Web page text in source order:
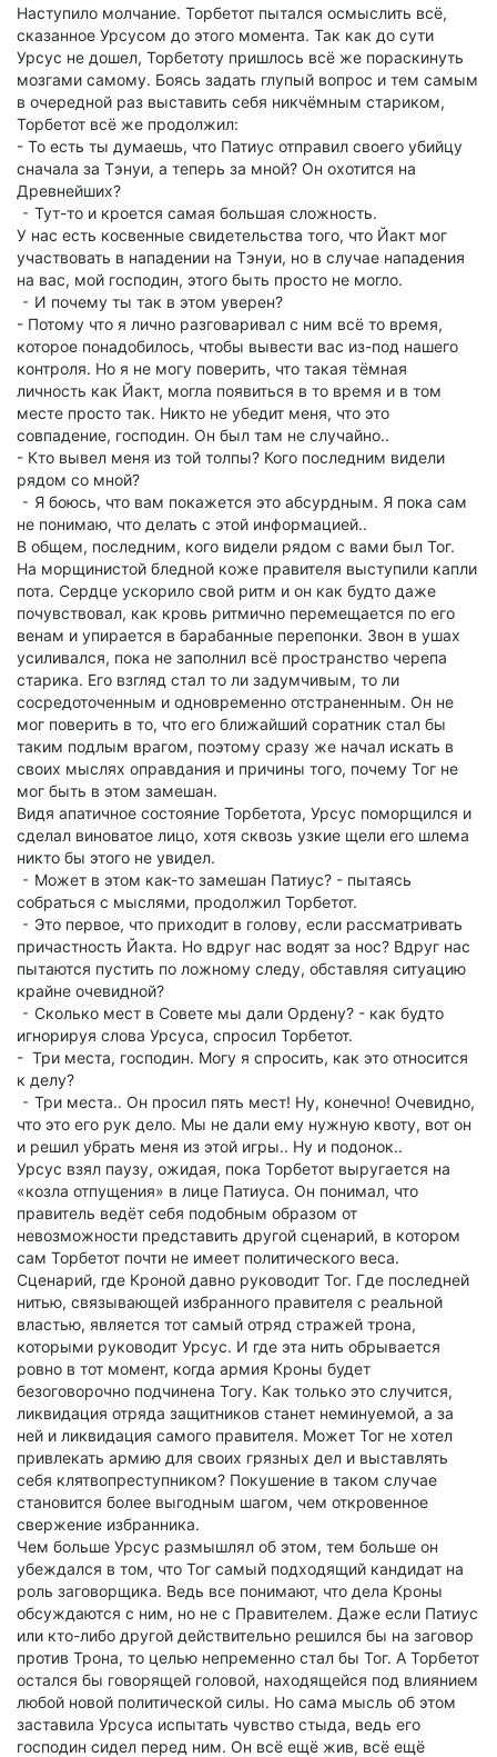
Наступило молчание. Торбетот пытался осмыслить всё,
сказанное Урсусом до этого момента. Так как до сути
Урсус не дошел, Торбетоту пришлось всё же пораскинуть
мозгами самому. Боясь задать глупый вопрос и тем самым
в очередной раз выставить себя никчёмным стариком,
Торбетот всё же продолжил:
- То есть ты думаешь, что Патиус отправил своего убийцу
сначала за Тэнуи, а теперь за мной? Он охотится на
Древнейших?
⁃ Тут-то и кроется самая большая сложность.
У нас есть косвенные свидетельства того, что Йакт мог
участвовать в нападении на Тэнуи, но в случае нападения
на вас, мой господин, этого быть просто не могло.
⁃ И почему ты так в этом уверен?
- Потому что я лично разговаривал с ним всё то время,
которое понадобилось, чтобы вывести вас из-под нашего
контроля. Но я не могу поверить, что такая тёмная
личность как Йакт, могла появиться в то время и в том
месте просто так. Никто не убедит меня, что это
совпадение, господин. Он был там не случайно..
- Кто вывел меня из той толпы? Кого последним видели
рядом со мной?
⁃ Я боюсь, что вам покажется это абсурдным. Я пока сам
не понимаю, что делать с этой информацией..
В общем, последним, кого видели рядом с вами был Тог.
На морщинистой бледной коже правителя выступили капли
пота. Сердце ускорило свой ритм и он как будто даже
почувствовал, как кровь ритмично перемещается по его
венам и упирается в барабанные перепонки. Звон в ушах
усиливался, пока не заполнил всё пространство черепа
старика. Его взгляд стал то ли задумчивым, то ли
сосредоточенным и одновременно отстраненным. Он не
мог поверить в то, что его ближайший соратник стал бы
таким подлым врагом, поэтому сразу же начал искать в
своих мыслях оправдания и причины того, почему Тог не
мог быть в этом замешан.
Видя апатичное состояние Торбетота, Урсус поморщился и
сделал виноватое лицо, хотя сквозь узкие щели его шлема
никто бы этого не увидел.
⁃ Может в этом как-то замешан Патиус? - пытаясь
собраться с мыслями, продолжил Торбетот.
⁃ Это первое, что приходит в голову, если рассматривать
причастность Йакта. Но вдруг нас водят за нос? Вдруг нас
пытаются пустить по ложному следу, обставляя ситуацию
крайне очевидной?
⁃ Сколько мест в Совете мы дали Ордену? - как будто
игнорируя слова Урсуса, спросил Торбетот.
- Три места, господин. Могу я спросить, как это относится
к делу?
⁃ Три места.. Он просил пять мест! Ну, конечно! Очевидно,
что это его рук дело. Мы не дали ему нужную квоту, вот он
и решил убрать меня из этой игры.. Ну и подонок..
Урсус взял паузу, ожидая, пока Торбетот выругается на
«козла отпущения» в лице Патиуса. Он понимал, что
правитель ведёт себя подобным образом от
невозможности представить другой сценарий, в котором
сам Торбетот почти не имеет политического веса.
Сценарий, где Кроной давно руководит Тог. Где последней
нитью, связывающей избранного правителя с реальной
властью, является тот самый отряд стражей трона,
которыми руководит Урсус. И где эта нить обрывается
ровно в тот момент, когда армия Кроны будет
безоговорочно подчинена Тогу. Как только это случится,
ликвидация отряда защитников станет неминуемой, а за
ней и ликвидация самого правителя. Может Тог не хотел
привлекать армию для своих грязных дел и выставлять
себя клятвопреступником? Покушение в таком случае
становится более выгодным шагом, чем откровенное
свержение избранника.
Чем больше Урсус размышлял об этом, тем больше он
убеждался в том, что Тог самый подходящий кандидат на
роль заговорщика. Ведь все понимают, что дела Кроны
обсуждаются с ним, но не с Правителем. Даже если Патиус
или кто-либо другой действительно решился бы на заговор
против Трона, то целью непременно стал бы Тог. А Торбетот
остался бы говорящей головой, находящейся под влиянием
любой новой политической силы. Но сама мысль об этом
заставила Урсуса испытать чувство стыда, ведь его
господин сидел перед ним. Он всё ещё жив, всё ещё